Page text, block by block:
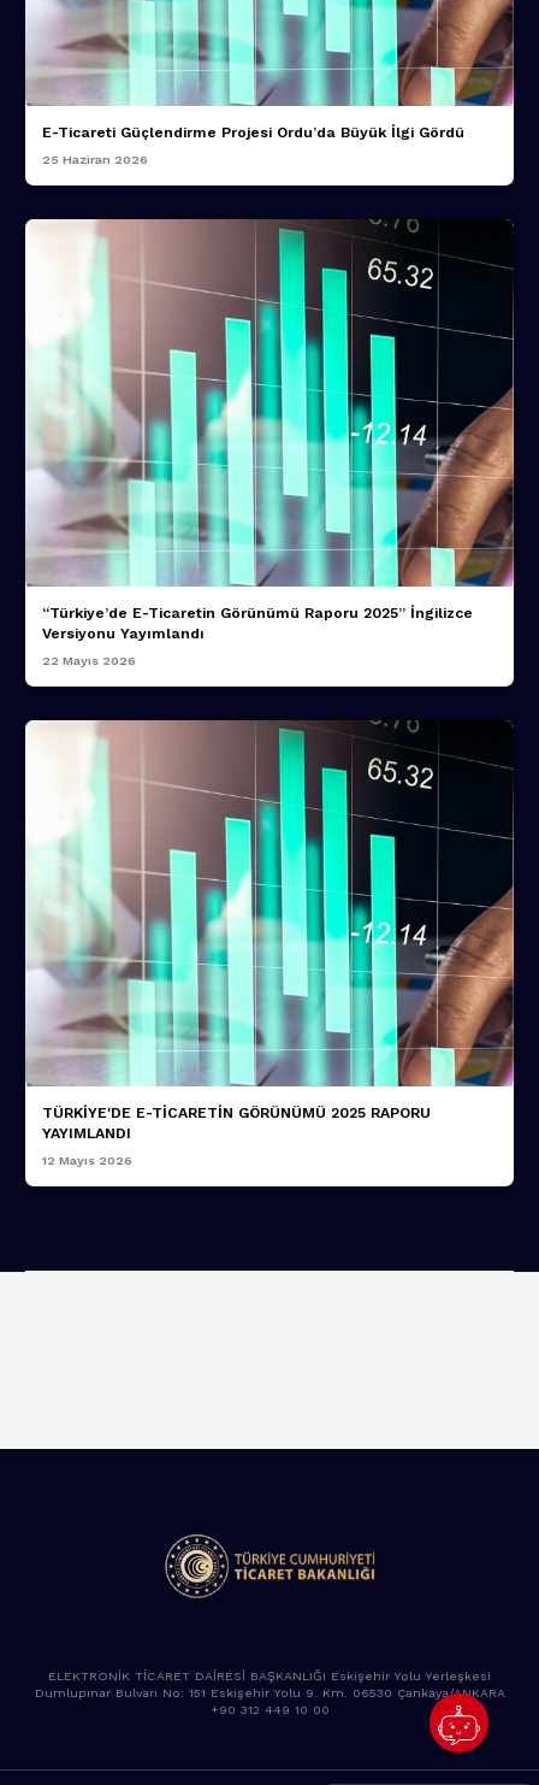
E-Ticareti Güçlendirme Projesi Ordu’da Büyük İlgi Gördü
25 Haziran 2026
“Türkiye’de E-Ticaretin Görünümü Raporu 2025” İngilizce
Versiyonu Yayımlandı
22 Mayıs 2026
TÜRKİYE'DE E-TİCARETİN GÖRÜNÜMÜ 2025 RAPORU
YAYIMLANDI
12 Mayıs 2026
ELEKTRONİK TİCARET DAİRESİ BAŞKANLIĞI Eskişehir Yolu Yerleşkesi
Dumlupınar Bulvarı No: 151 Eskişehir Yolu 9. Km. 06530 Çankaya/ANKARA
+90 312 449 10 00